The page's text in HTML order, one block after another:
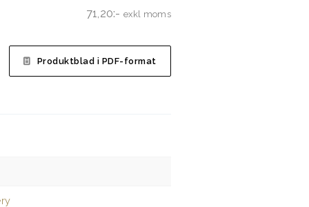
71,20:-exkl moms
Produktblad i PDF-format